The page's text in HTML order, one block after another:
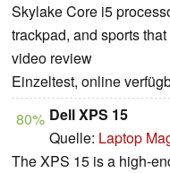
Skylake Core i5
trackpad, and sports
video review
Einzeltest, online
80% Dell XPS 15
Quelle: Laptop
The XPS 15 is a high-